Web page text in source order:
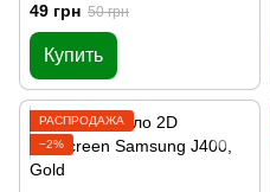
49 грн 50 грн
Купить
РАСПРОДАЖА
−2%